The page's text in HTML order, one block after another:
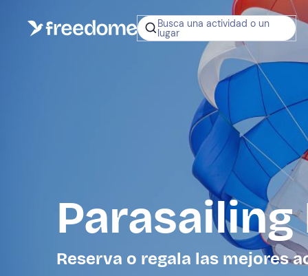
Busca una actividad o un
lugar
¿No sabes
regalar?
Tarjeta Regalo
Freedome
Un regalo
permite elegir
experiencias
en toda
Regala
Parasailing
Reserva o regala las mejores